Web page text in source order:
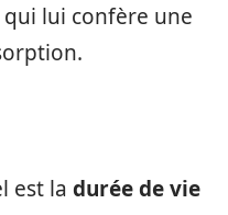
lui confère une
est la durée de vie